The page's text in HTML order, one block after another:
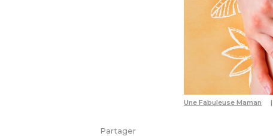
Une Fabuleuse Maman
Partager